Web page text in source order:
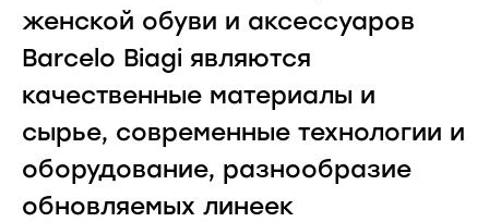
женской обуви и аксессуаров
Barcelo Biagi являются
качественные материалы и
сырье, современные технологии и
оборудование, разнообразие
обновляемых линеек